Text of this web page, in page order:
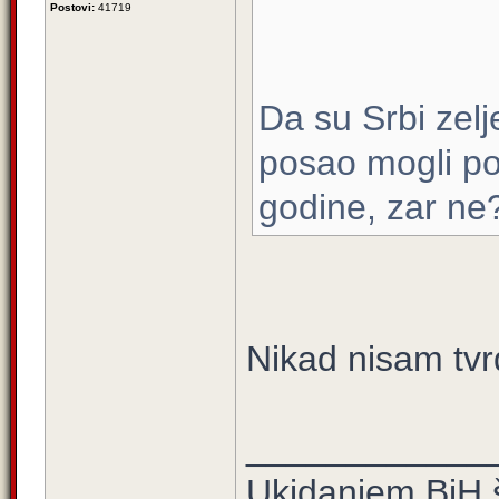
Postovi: 41719
Da su Srbi
posao mogli
godine, zar
Nikad nisam